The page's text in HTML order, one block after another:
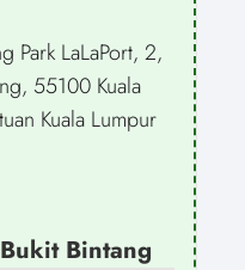
Park LaLaPort, 2,
55100 Kuala
Kuala Lumpur
Bintang